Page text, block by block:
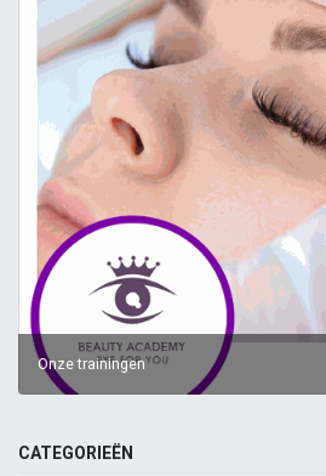
Onze trainingen
CATEGORIEËN